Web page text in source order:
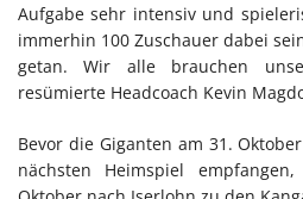
Aufgabe sehr intensiv und
immerhin 100 Zuschauer dabei
getan. Wir alle brauchen
resümierte Headcoach Kevin
Bevor die Giganten am 31.
nächsten Heimspiel